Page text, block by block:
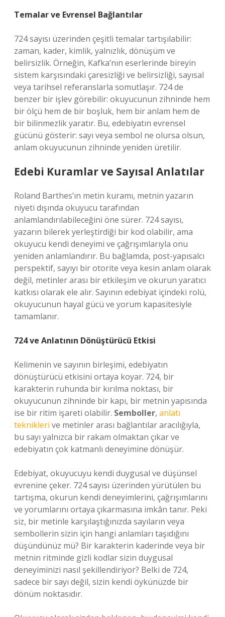
Temalar ve Evrensel Bağlantılar
724 sayısı üzerinden çeşitli temalar tartışılabilir:
zaman, kader, kimlik, yalnızlık, dönüşüm ve
belirsizlik. Örneğin, Kafka’nın eserlerinde bireyin
sistem karşısındaki çaresizliği ve belirsizliği, sayısal
veya tarihsel referanslarla somutlaşır. 724 de
benzer bir işlev görebilir: okuyucunun zihninde hem
bir ölçü hem de bir boşluk, hem bir anlam hem de
bir bilinmezlik yaratır. Bu, edebiyatın evrensel
gücünü gösterir: sayı veya sembol ne olursa olsun,
anlam okuyucunun zihninde yeniden üretilir.
Edebi Kuramlar ve Sayısal Anlatılar
Roland Barthes’ın metin kuramı, metnin yazarın
niyeti dışında okuyucu tarafından
anlamlandırılabileceğini öne sürer. 724 sayısı,
yazarın bilerek yerleştirdiği bir kod olabilir, ama
okuyucu kendi deneyimi ve çağrışımlarıyla onu
yeniden anlamlandırır. Bu bağlamda, post-yapısalcı
perspektif, sayıyı bir otorite veya kesin anlam olarak
değil, metinler arası bir etkileşim ve okurun yaratıcı
katkısı olarak ele alır. Sayının edebiyat içindeki rolü,
okuyucunun hayal gücü ve yorum kapasitesiyle
tamamlanır.
724 ve Anlatının Dönüştürücü Etkisi
Kelimenin ve sayının birleşimi, edebiyatın
dönüştürücü etkisini ortaya koyar. 724, bir
karakterin ruhunda bir kırılma noktası, bir
okuyucunun zihninde bir kapı, bir metnin yapısında
ise bir ritim işareti olabilir. Semboller, anlatı
teknikleri ve metinler arası bağlantılar aracılığıyla,
bu sayı yalnızca bir rakam olmaktan çıkar ve
edebiyatın çok katmanlı deneyimine dönüşür.
Edebiyat, okuyucuyu kendi duygusal ve düşünsel
evrenine çeker. 724 sayısı üzerinden yürütülen bu
tartışma, okurun kendi deneyimlerini, çağrışımlarını
ve yorumlarını ortaya çıkarmasına imkân tanır. Peki
siz, bir metinle karşılaştığınızda sayıların veya
sembollerin sizin için hangi anlamları taşıdığını
düşündünüz mü? Bir karakterin kaderinde veya bir
metnin ritminde gizli kodlar sizin duygusal
deneyiminizi nasıl şekillendiriyor? Belki de 724,
sadece bir sayı değil, sizin kendi öykünüzde bir
dönüm noktasıdır.